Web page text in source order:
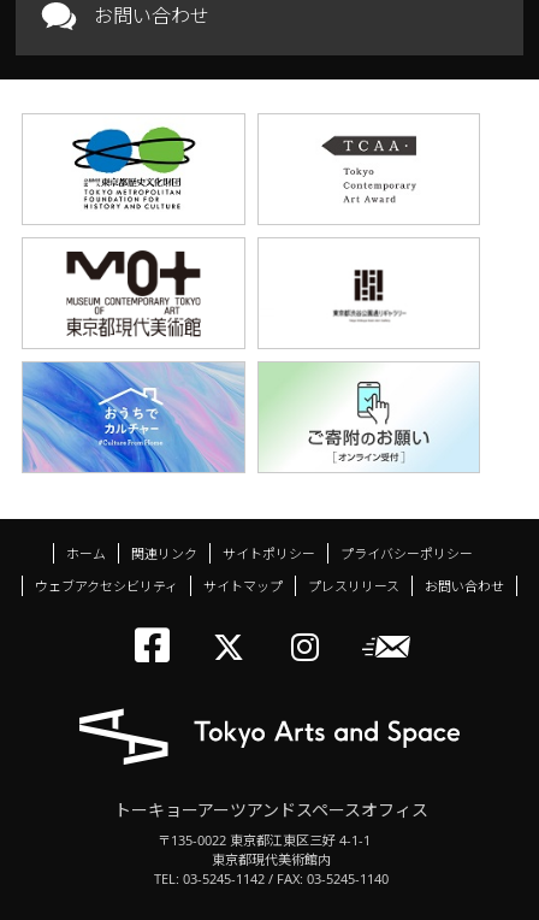
お問い合わせ
ホーム 関連リンク サイトポリシー
プライバシーポリシー
ウェブアクセシビリティ
サイトマップ プレスリリース お問い合わせ
トーキョーアーツ
メールニ
トーキョーアーツアンドスペースオフィス
〒135-0022 東京都江東区三好 4-1-1
東京都現代美術館内
TEL: 03-5245-1142 / FAX: 03-5245-1140